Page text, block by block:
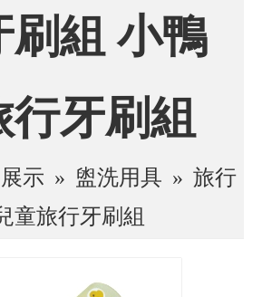
刷組 小鴨
行牙刷組
示 » 盥洗用具 » 旅行
童旅行牙刷組